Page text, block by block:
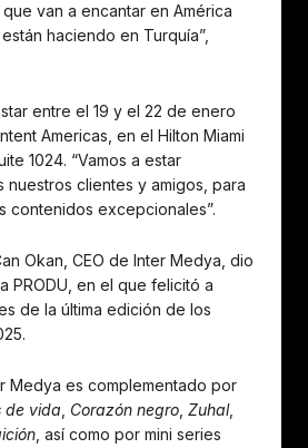
van a encantar en América
haciendo en Turquía”,
entre el 19 y el 22 de enero
Americas, en el Hilton Miami
1024. “Vamos a estar
clientes y amigos, para
contenidos excepcionales”.
Okan, CEO de Inter Medya, dio
PRODU, en el que felicitó a
de la última edición de los
Medya es complementado por
de vida, Corazón negro, Zuhal,
, así como por mini series